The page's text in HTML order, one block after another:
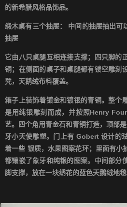
的新希腊风格品饰品。
缎木桌有三个抽屉：
中间的抽屉抽出可
抽屉
它由八只桌腿互相连接支撑；四只脚的
铜；在侧面的桌子和桌腿都有镂空雕刻
凳，天鹅绒布料覆盖。
箱子上装饰着镀金和镀银的青铜。整个
是用纯银雕刻而成，并按照Henry
艺。四个角用青金石和青铜打造，顶部是
牙小天使雕塑。门上有 Gobert设计的
着一些 银质，水果图案花环；里面有小
都镶嵌了象牙和纯银的图案。中间部分
脚支撑，放在一块绣花的蓝色天鹅绒地毯